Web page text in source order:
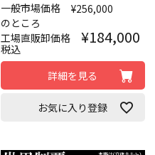
一般市場価格
¥256,000
のところ
工場直販卸価格
¥184,000
税込
詳細を見る
お気に入り登録